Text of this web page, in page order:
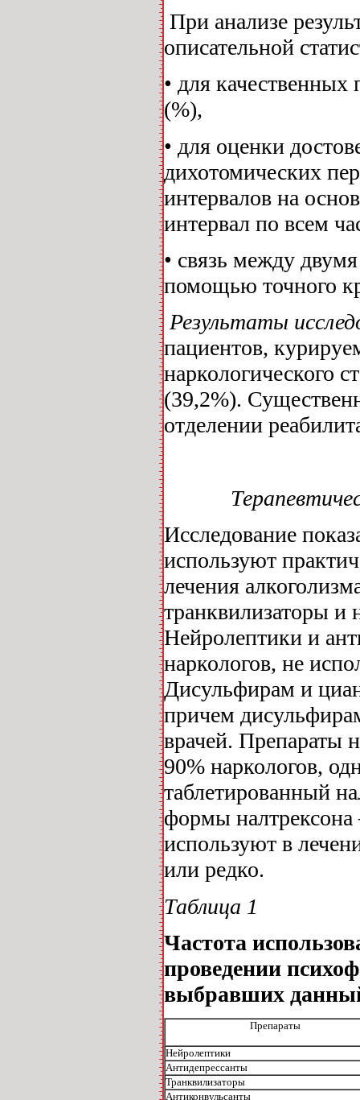
При анализе
описательной
• для
(%),
• для оценки
дихотомических
интервалов на
интервал по всем
• связь между
помощью точного
Результаты
пациентов,
наркологического
(39,2%).
отделении
Исследование
используют
лечения
транквилизаторы и
Нейролептики и
наркологов, не
Дисульфирам и
причем
врачей. Препараты
90% наркологов,
таблетированный
формы налтрексона
используют в
или редко.
Таблица 1
Частота
проведении
выбравших
Препараты
Нейролептики
Антидепрессанты
Транквилизаторы
Антиконвульсанты